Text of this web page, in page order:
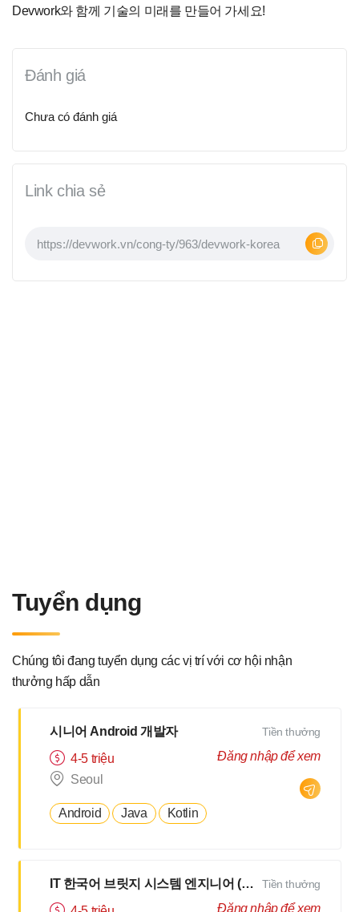
Devwork와 함께 기술의 미래를 만들어 가세요!
Đánh giá
Chưa có đánh giá
Link chia sẻ
Tuyển dụng
Chúng tôi đang tuyển dụng các vị trí với cơ hội nhận
thưởng hấp dẫn
시니어 Android 개발자
4-5 triệu
Seoul
Android Java Kotlin
Tiền thưởng
Đăng nhập để xem
IT 한국어 브릿지 시스템 엔지니어 (BrSE)
Tiền thưởng
Đăng nhập để xem